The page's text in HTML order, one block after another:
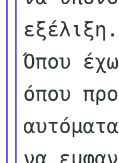
εξέλιξη.
Όπου
όπου
να